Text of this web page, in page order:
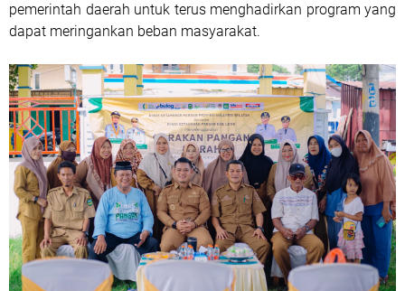
pemerintah daerah untuk terus menghadirkan program yang
dapat meringankan beban masyarakat.